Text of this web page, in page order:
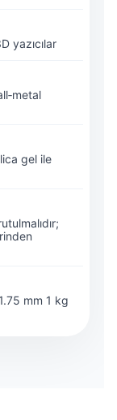
yazıcılar
gel ile
mm 1 kg